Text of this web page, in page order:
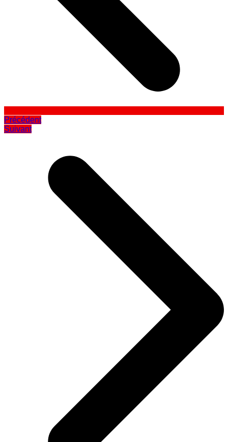
Précédent
Suivant